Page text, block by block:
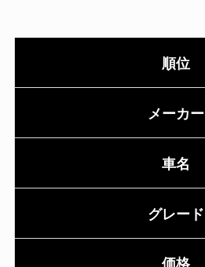
順位
メーカー
車名
グレード